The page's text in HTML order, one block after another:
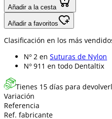
Añadir a la cesta
Añadir a favoritos
Clasificación en los más
Nº 2 en Suturas de Nylon
Nº 911 en todo Dentaltix
Tienes 15 días para
Variación
Referencia
Ref. fabricante